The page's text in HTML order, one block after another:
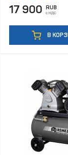
17 900 RUB
с НДС
В